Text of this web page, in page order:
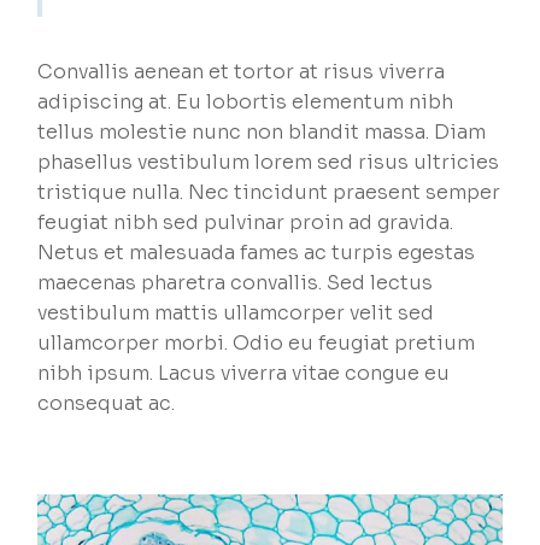
Convallis aenean et tortor at risus viverra
adipiscing at. Eu lobortis elementum nibh
tellus molestie nunc non blandit massa. Diam
phasellus vestibulum lorem sed risus ultricies
tristique nulla. Nec tincidunt praesent semper
feugiat nibh sed pulvinar proin ad gravida.
Netus et malesuada fames ac turpis egestas
maecenas pharetra convallis. Sed lectus
vestibulum mattis ullamcorper velit sed
ullamcorper morbi. Odio eu feugiat pretium
nibh ipsum. Lacus viverra vitae congue eu
consequat ac.